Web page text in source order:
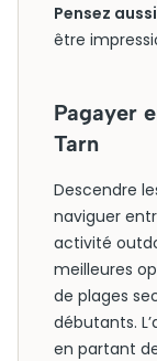
Pensez
être
Pagayer
Tarn
Descendre
naviguer
activité
meilleures
de plages
débutants.
en partant